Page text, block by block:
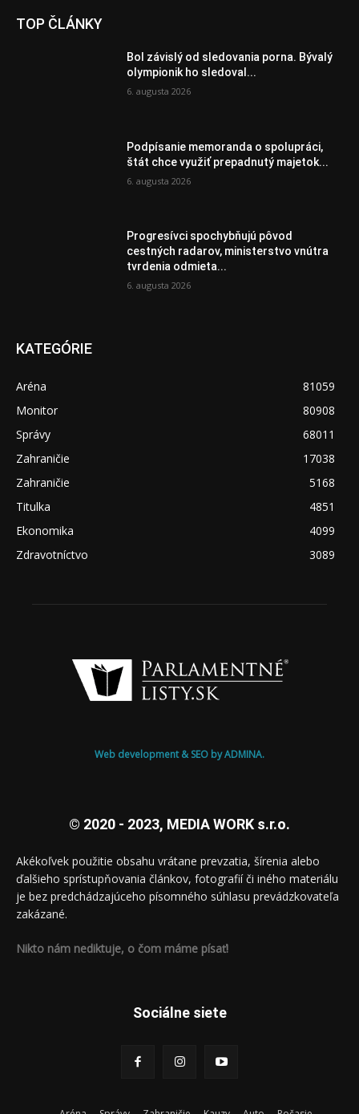
TOP ČLÁNKY
Bol závislý od sledovania porna. Bývalý
olympionik ho sledoval...
6. augusta 2026
Podpísanie memoranda o spolupráci,
štát chce využiť prepadnutý majetok...
6. augusta 2026
Progresívci spochybňujú pôvod
cestných radarov, ministerstvo vnútra
tvrdenia odmieta...
6. augusta 2026
KATEGÓRIE
Aréna
81059
Monitor
80908
Správy
68011
Zahraničie
17038
Zahraničie
5168
Titulka
4851
Ekonomika
4099
Zdravotníctvo
3089
Web development & SEO by ADMINA.
© 2020 - 2023, MEDIA WORK s.r.o.
Akékoľvek použitie obsahu vrátane prevzatia, šírenia alebo
ďalšieho sprístupňovania článkov, fotografií či iného materiálu
je bez predchádzajúceho písomného súhlasu prevádzkovateľa
zakázané.
Nikto nám nediktuje, o čom máme písať!
Sociálne siete